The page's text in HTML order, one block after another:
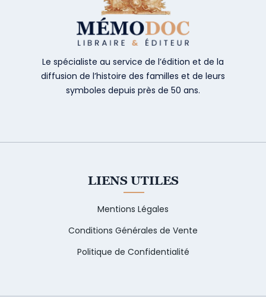
Le spécialiste au service de l’édition et de la
diffusion de l’histoire des familles et de leurs
symboles depuis près de 50 ans.
LIENS UTILES
Mentions Légales
Conditions Générales de Vente
Politique de Confidentialité